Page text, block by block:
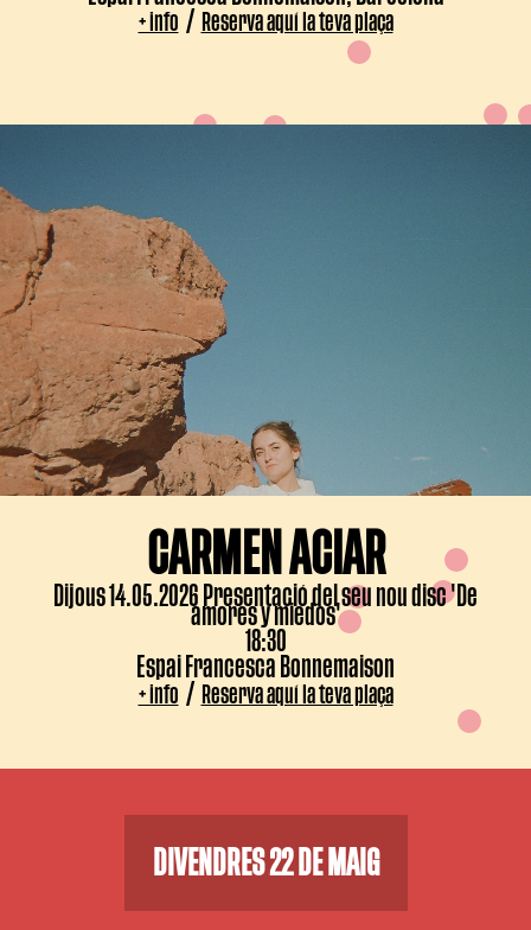
+ info / Reserva aquí la teva plaça
CARMEN ACIAR
Dijous 14.05.2026 Presentació del seu nou disc 'De
amores y miedos'
18:30
Espai Francesca Bonnemaison
+ info / Reserva aquí la teva plaça
DIVENDRES 22 DE MAIG